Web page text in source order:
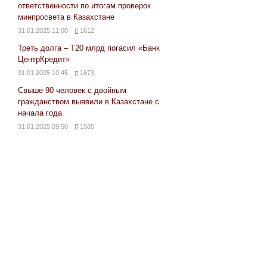
ответственности по итогам проверок
минпросвета в Казахстане
31.01.2025 11:00 1612
Треть долга – Т20 млрд погасил «Банк
ЦентрКредит»
31.01.2025 10:45 1673
Свыше 90 человек с двойным
гражданством выявили в Казахстане с
начала года
31.01.2025 09:50 1585